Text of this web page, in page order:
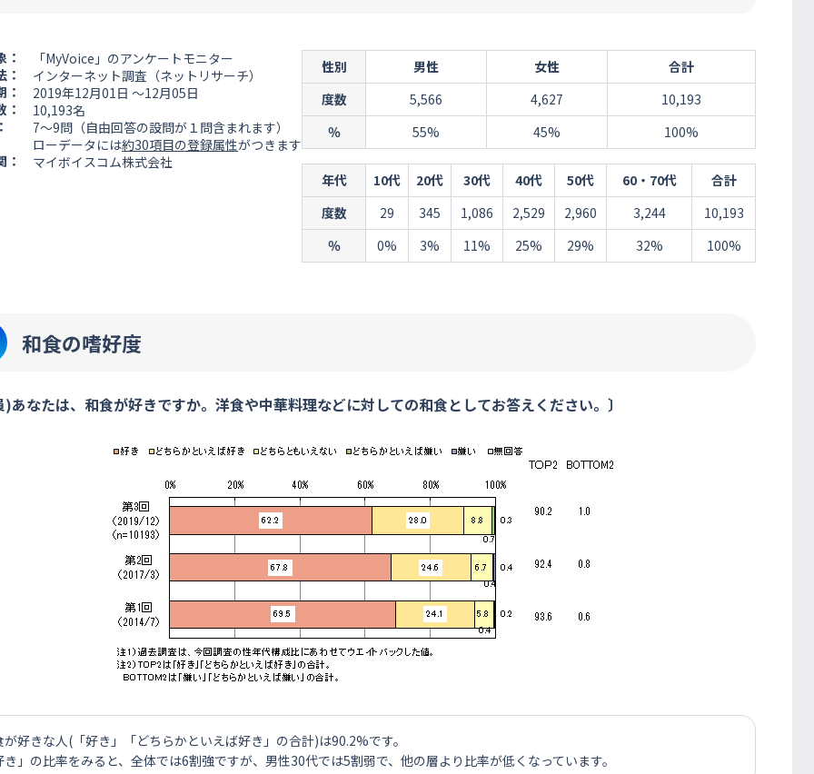
：
「MyVoice」のアンケートモニター
：
インターネット調査（ネットリサーチ）
：
2019年12月01日 ～12月05日
：
10,193名
7～9問（自由回答の設問が１問含まれます）
ローデータには約30項目の登録属性がつきます
：
マイボイスコム株式会社
性別 男性 女性
合計
度数
5,566 4,627
10,193
％
55% 45% 100%
年代 10代 20代 30代 40代 50代 60・70代
合計
度数
29 345 1,086 2,529 2,960 3,244
10,193
％
0% 3% 11% 25% 29% 32% 100%
和食の嗜好度
)あなたは、和食が好きですか。洋食や中華料理などに対しての和食としてお答えください。〕
が好きな人(「好き」「どちらかといえば好き」の合計)は90.2%です。
き」の比率をみると、全体では6割強ですが、男性30代では5割弱で、他の層より比率が低くなっています。